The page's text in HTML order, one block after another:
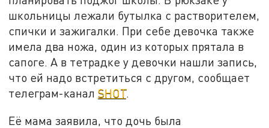
школьницы лежали бутылка с растворителем,
спички и зажигалки. При себе девочка также
имела два ножа, один из которых прятала в
сапоге. А в тетрадке у девочки нашли запись,
что ей надо встретиться с другом, сообщает
телеграм-каналSHOT.
Её мама заявила, что дочь была